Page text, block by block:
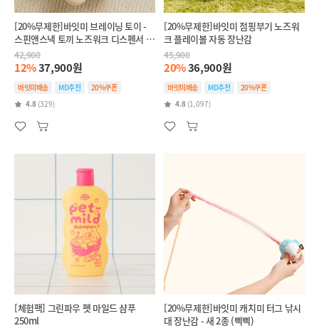
[20%무제한]바잇미 브레이닝 토이 -
스핀앤스낵 토끼 노즈워크 디스펜서 장
난감
42,900
12%37,900원
바잇미배송 MD추천
20%쿠폰
4.8 (329)
[20%무제한]바잇미 점핑부기 노즈워
크 플레이볼 자동 장난감
45,900
20%36,900원
바잇미배송 MD추천
20%쿠폰
4.8 (1,097)
[체험팩] 그린파우 펫 마일드 샴푸
250ml
[20%무제한]바잇미 캐치미 터그 낚시
대 장난감 - 새 2종 (삑삑)